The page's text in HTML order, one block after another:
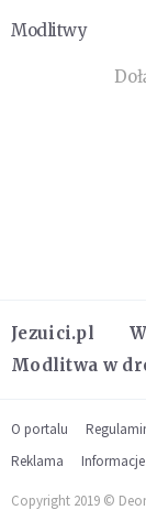
Modlitwy
Jezuici.pl
Modlitwa w
O portalu
Reklama
Copyright 2019 ©